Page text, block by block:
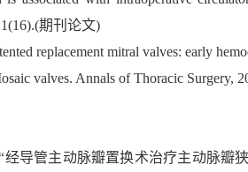
期刊论文)
replacement mitral valves: early
valves. Annals of Thoracic Surgery,
导管主动脉瓣置换术治疗主动脉瓣